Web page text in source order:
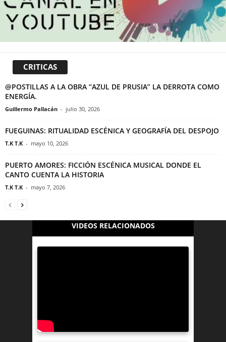
CRITICAS
@POSTILLAS A LA OBRA “AZUL DE PRUSIA” LA DERROTA COMO
ENERGÍA.
Guillermo Pallacán - julio 30, 2026
FUEGUINAS: RITUALIDAD ESCÉNICA Y GEOGRAFÍA DEL DESPOJO
T.K T.K - mayo 10, 2026
PUERTO AMORES: FICCIÓN ESCÉNICA MUSICAL DONDE EL
CANTO CUENTA LA HISTORIA
T.K T.K - mayo 7, 2026
VIDEOS RELACIONADOS